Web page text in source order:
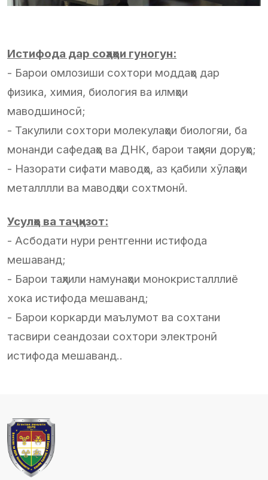
Истифода дар соҳаҳои гуногун:
- Барои омлозиши сохтори моддаҳо дар
физика, химия, биология ва илмҳои
маводшиносӣ;
- Такулили сохтори молекулаҳои биологяи, ба
монанди сафедаҳо ва ДНК, барои таҳияи доруҳо;
- Назорати сифати маводҳо, аз қабили хӯлаҳои
металллли ва маводҳои сохтмонӣ.
Усулҳо ва таҷҳизот:
- Асбодати нури рентгенни истифода
мешаванд;
- Барои таҳлили намунаҳои монокристалллиё
хока истифода мешаванд;
- Барои коркарди маълумот ва сохтани
тасвири сеандозаи сохтори электронӣ
истифода мешаванд..